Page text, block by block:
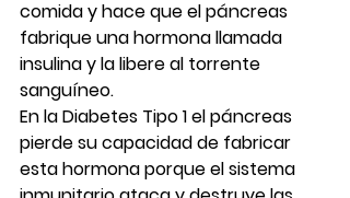
comida y hace que el páncreas
fabrique una hormona llamada
insulina y la libere al torrente
sanguíneo.
En la Diabetes Tipo 1 el páncreas
pierde su capacidad de fabricar
esta hormona porque el sistema